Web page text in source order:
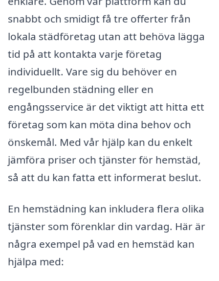
snabbt och smidigt få tre offerter från
lokala städföretag utan att behöva lägga
tid på att kontakta varje företag
individuellt. Vare sig du behöver en
regelbunden städning eller en
engångsservice är det viktigt att hitta ett
företag som kan möta dina behov och
önskemål. Med vår hjälp kan du enkelt
jämföra priser och tjänster för hemstäd,
så att du kan fatta ett informerat beslut.
En hemstädning kan inkludera flera olika
tjänster som förenklar din vardag. Här är
några exempel på vad en hemstäd kan
hjälpa med: